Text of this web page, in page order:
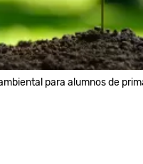
para alumnos de